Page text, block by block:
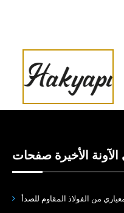
الأخيرة صفحات
من الفولاذ المقاوم للصدأ